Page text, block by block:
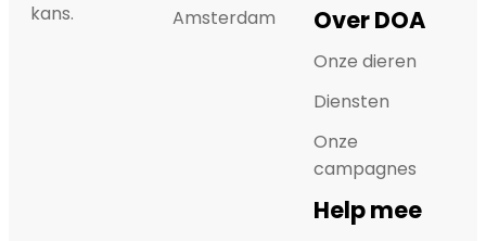
kans.
Amsterdam
Over DOA
Onze dieren
Diensten
Onze
campagnes
Help mee